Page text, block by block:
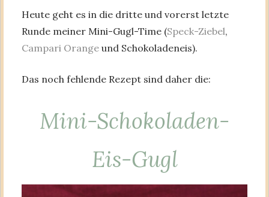
Heute geht es in die dritte und vorerst letzte
Runde meiner Mini-Gugl-Time (Speck-Ziebel,
Campari Orange und Schokoladeneis).
Das noch fehlende Rezept sind daher die:
Mini-Schokoladen-
Eis-Gugl